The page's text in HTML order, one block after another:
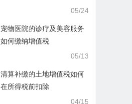
05/24
宠物医院的诊疗及美容服务
如何缴纳增值税
05/13
清算补缴的土地增值税如何
在所得税前扣除
04/15